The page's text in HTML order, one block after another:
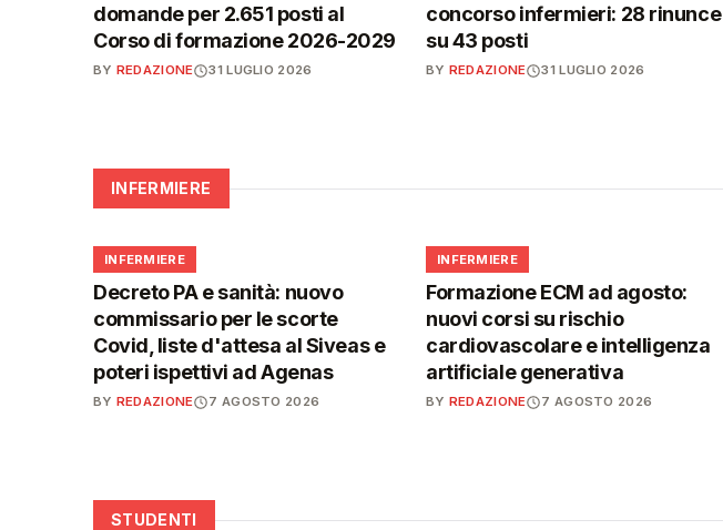
domande per 2.651 posti al
Corso di formazione 2026-2029
BY REDAZIONE 31 LUGLIO 2026
concorso infermieri: 28 rinunce
su 43 posti
BY REDAZIONE 31 LUGLIO 2026
INFERMIERE
🩺
INFERMIERE
Decreto PA e sanità: nuovo
commissario per le scorte
Covid, liste d'attesa al Siveas e
poteri ispettivi ad Agenas
BY REDAZIONE 7 AGOSTO 2026
🩺
INFERMIERE
Formazione ECM ad agosto:
nuovi corsi su rischio
cardiovascolare e intelligenza
artificiale generativa
BY REDAZIONE 7 AGOSTO 2026
STUDENTI